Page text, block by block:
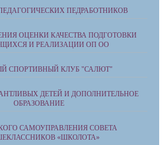
ПЕДРАБОТНИКОВ
ОЦЕНКИ КАЧЕСТВА ПОДГОТОВКИ
И РЕАЛИЗАЦИИ ОП ОО
СПОРТИВНЫЙ КЛУБ "САЛЮТ"
ДЕТЕЙ И ДОПОЛНИТЕЛЬНОЕ
ОБРАЗОВАНИЕ
САМОУПРАВЛЕНИЯ СОВЕТА
«ШКОЛОТА»